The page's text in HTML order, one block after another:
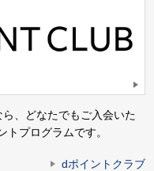
ら、どなたでもご入会いた
プログラムです。
dポイントクラブ